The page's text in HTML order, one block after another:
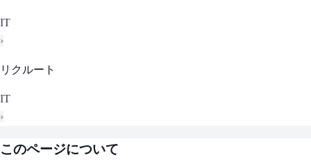
IT
›
リクルート
IT
›
このページについて